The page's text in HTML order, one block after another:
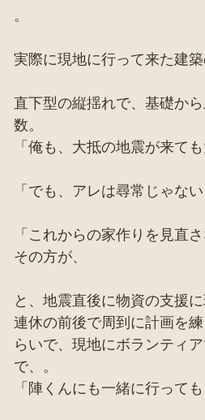
ジタル 取材
。
実際に現地に行って来た建
直下型の縦揺れで、基礎か
数。
「俺も、大抵の地震が来て
「でも、アレは尋常じゃない
「これからの家作りを見直
その方が、
と、地震直後に物資の支援
連休の前後で周到に計画を
らいで、現地にボランティア
で、。
「陣くんにも一緒に行って